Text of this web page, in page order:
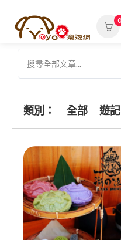
0
類別： 全部 遊記